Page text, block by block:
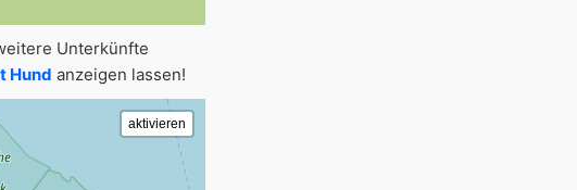
Unterkünfte
Hund anzeigen lassen!